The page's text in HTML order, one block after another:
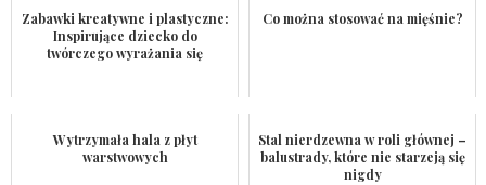
Zabawki kreatywne i plastyczne:
Inspirujące dziecko do
twórczego wyrażania się
Co można stosować na mięśnie?
Wytrzymała hala z płyt
warstwowych
Stal nierdzewna w roli głównej –
balustrady, które nie starzeją się
nigdy